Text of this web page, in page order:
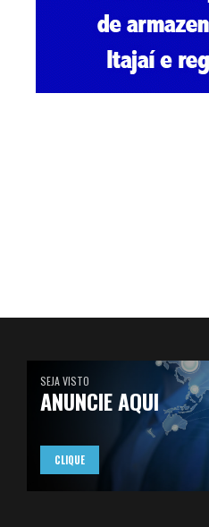
SEJA VISTO
ANUNCIE AQUI
CLIQUE